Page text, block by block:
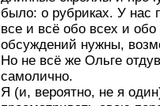
было: о рубриках. У нас
все и всё обо всех и
обсуждений нужны,
Но не всё же Ольге
самолично.
Я (и, вероятно, не я